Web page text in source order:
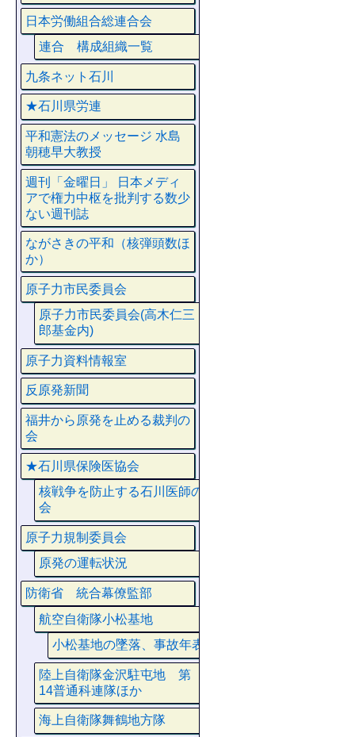
日本労働組合総連合会
連合 構成組織一覧
九条ネット石川
★石川県労連
平和憲法のメッセージ 水島
朝穂早大教授
週刊「金曜日」 日本メディ
アで権力中枢を批判する数少
ない週刊誌
ながさきの平和（核弾頭数ほ
か）
原子力市民委員会
原子力市民委員会(高木仁三
郎基金内)
原子力資料情報室
反原発新聞
福井から原発を止める裁判の
会
★石川県保険医協会
核戦争を防止する石川医師の
会
原子力規制委員会
原発の運転状況
防衛省 統合幕僚監部
航空自衛隊小松基地
小松基地の墜落、事故年表
陸上自衛隊金沢駐屯地 第
14普通科連隊ほか
海上自衛隊舞鶴地方隊